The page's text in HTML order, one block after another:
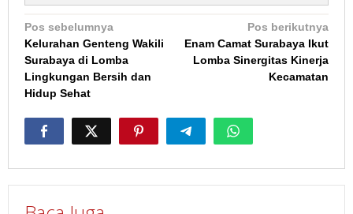
Navigasi
pos
Pos sebelumnya
Kelurahan Genteng Wakili
Surabaya di Lomba
Lingkungan Bersih dan
Hidup Sehat
Pos berikutnya
Enam Camat Surabaya Ikut
Lomba Sinergitas Kinerja
Kecamatan